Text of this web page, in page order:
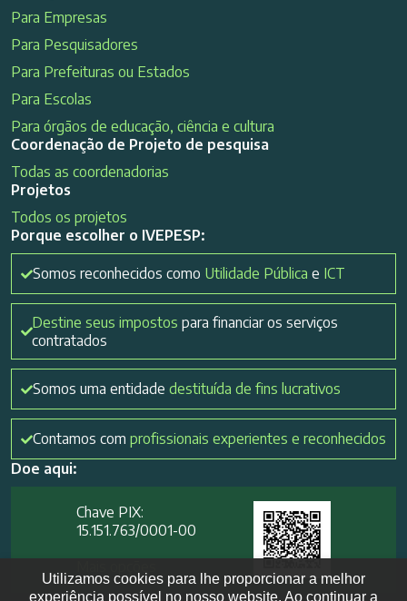
Para Empresas
Para Pesquisadores
Para Prefeituras ou Estados
Para Escolas
Para órgãos de educação, ciência e cultura
Coordenação de Projeto de pesquisa
Todas as coordenadorias
Projetos
Todos os projetos
Porque escolher o IVEPESP:
Somos reconhecidos como Utilidade Pública e ICT
Destine seus impostos para financiar os serviços
contratados
Somos uma entidade destituída de fins lucrativos
Contamos com profissionais experientes e reconhecidos
Doe aqui:
Chave PIX:
15.151.763/0001-00​
Utilizamos cookies para lhe proporcionar a melhor
experiência possível no nosso website. Ao continuar a